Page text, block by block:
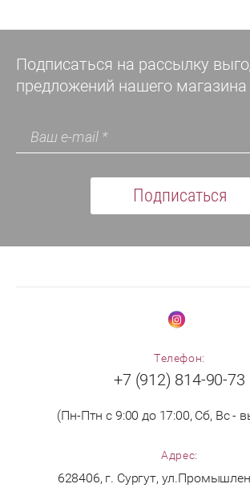
Подписаться на рассылку
предложений нашего магазина
Подписаться
Телефон:
+7 (912) 814-90-73
(Пн-Птн с 9:00 до 17:00, Сб, Вс -
Адрес:
628406, г. Сургут,